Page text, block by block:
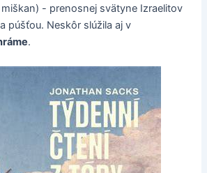
miškan) - prenosnej svätyne Izraelitov
púšťou. Neskôr slúžila aj v
.